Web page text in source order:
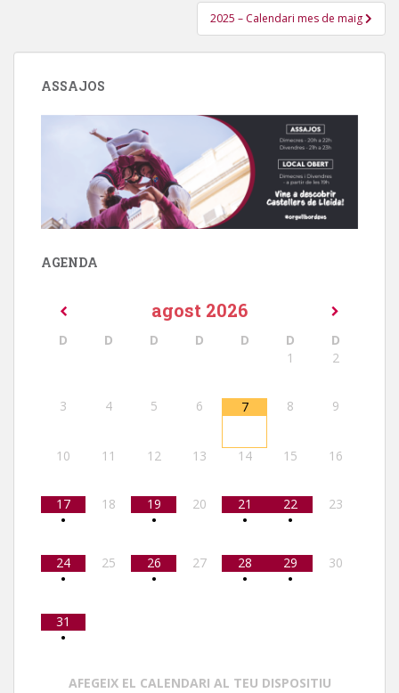
2025 – Calendari mes de maig
ASSAJOS
AGENDA
agost 2026
D D D D D D
D
1
2
3 4 5 6 7 8 9
10 11 12 13 14 15 16
17
•
18
19
•
20
21
•
22
•
23
24
•
25
26
•
27
28
•
29
•
30
31
•
AFEGEIX EL CALENDARI AL TEU DISPOSITIU